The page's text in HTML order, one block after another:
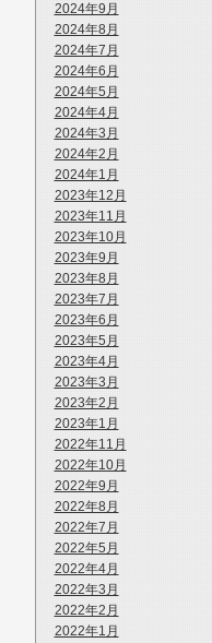
2024年9月
2024年8月
2024年7月
2024年6月
2024年5月
2024年4月
2024年3月
2024年2月
2024年1月
2023年12月
2023年11月
2023年10月
2023年9月
2023年8月
2023年7月
2023年6月
2023年5月
2023年4月
2023年3月
2023年2月
2023年1月
2022年11月
2022年10月
2022年9月
2022年8月
2022年7月
2022年5月
2022年4月
2022年3月
2022年2月
2022年1月